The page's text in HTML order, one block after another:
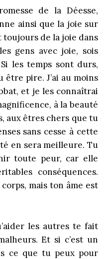
de la Déesse,
ainsi que la joie sur
toujours de la joie dans
gens avec joie, sois
les temps sont durs,
être pire. J’ai au moins
et je les connaîtrai
à la beauté
aux êtres chers que tu
sans cesse à cette
en sera meilleure. Tu
toute peur, car elle
conséquences.
mais ton âme est
les autres te fait
Et si c’est un
ce que tu peux pour